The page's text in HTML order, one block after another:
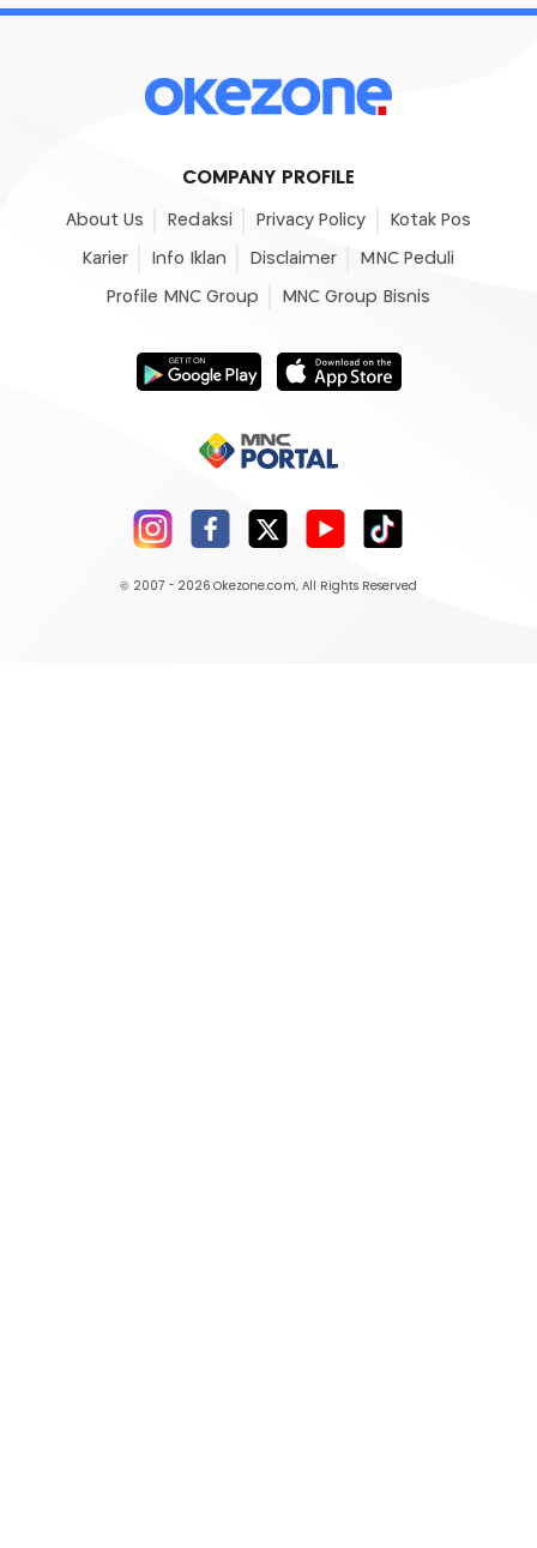
COMPANY PROFILE
About Us Redaksi Privacy Policy Kotak Pos
Karier Info Iklan Disclaimer MNC Peduli
Profile MNC Group MNC Group Bisnis
© 2007 - 2026 Okezone.com, All Rights Reserved